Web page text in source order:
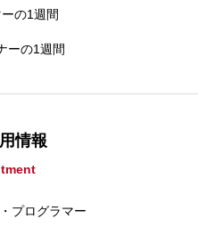
の1週間
ーの1週間
情報
プログラマー